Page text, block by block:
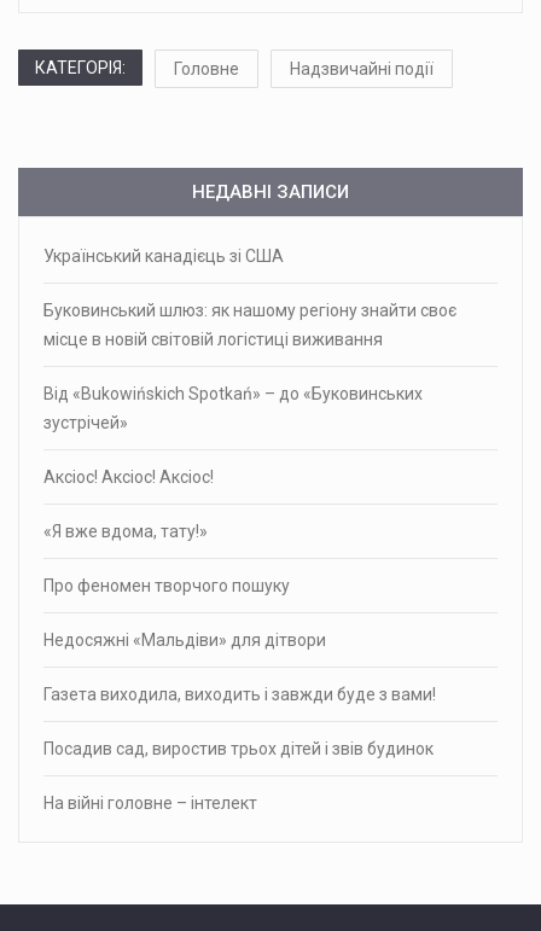
КАТЕГОРІЯ: Головне Надзвичайні події
НЕДАВНІ ЗАПИСИ
Український канадієць зі США
Буковинський шлюз: як нашому регіону знайти своє
місце в новій світовій логістиці виживання
Від «Bukowińskich Spotkań» – до «Буковинських
зустрічей»
Аксіос! Аксіос! Аксіос!
«Я вже вдома, тату!»
Про фено­мен твор­чого пошуку
Недосяжні «Мальдіви» для дітвори
Газета виходила, виходить і завжди буде з вами!
Посадив сад, виростив трьох дітей і звів будинок
На війні головне – інтелект